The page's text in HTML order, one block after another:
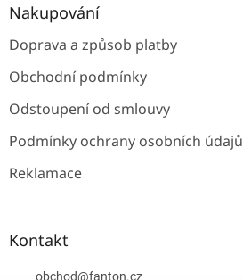
Nakupování
Doprava a způsob platby
Obchodní podmínky
Odstoupení od smlouvy
Podmínky ochrany osobních údajů
Reklamace
Kontakt
obchod@fanton.cz